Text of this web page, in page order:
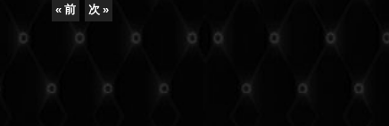
« 前 次 »